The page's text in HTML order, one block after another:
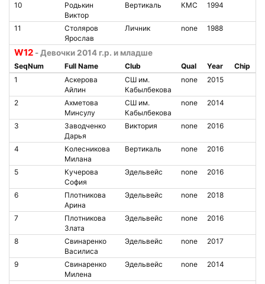
10
Родькин
Виктор
Вертикаль КМС 1994
11
Столяров
Ярослав
Личник none 1988
W12 - Девочки 2014 г.р. и младше
SeqNum Full Name Club Qual Year
Chip
1
Аскерова
Айлин
СШ им.
Кабылбекова
none 2015
2
Ахметова
Минсулу
СШ им.
Кабылбекова
none 2014
3
Заводченко
Дарья
Виктория none 2016
4
Колесникова
Милана
Вертикаль none 2016
5
Кучерова
София
Эдельвейс none 2016
6
Плотникова
Арина
Эдельвейс none 2018
7
Плотникова
Злата
Эдельвейс none 2016
8
Свинаренко
Василиса
Эдельвейс none 2017
9
Свинаренко
Милена
Эдельвейс none 2014